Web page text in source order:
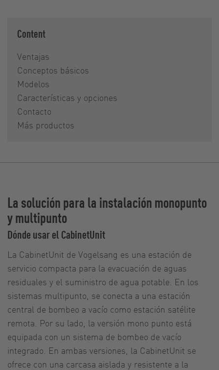
Content
Ventajas
Conceptos básicos
Modelos
Características y opciones
Contacto
Más productos
La solución para la instalación monopunto
y multipunto
Dónde usar el CabinetUnit
La CabinetUnit de Vogelsang es una estación de
servicio compacta para la evacuación de aguas
residuales y el suministro de agua potable. En los
sistemas multipunto, se conecta a una estación
central de bombeo a vacío como estación satélite
remota. Por su lado, la versión mono punto está
equipada con un sistema de bombeo de vacío
integrado. En ambas versiones, la CabinetUnit se
ofrece con una carcasa aislada y resistente a la